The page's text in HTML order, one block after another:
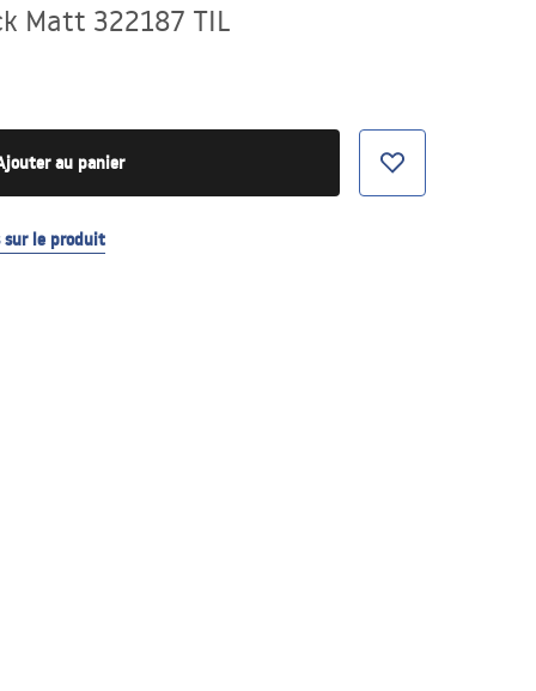
Matt 322187 TIL
au panier
sur le produit